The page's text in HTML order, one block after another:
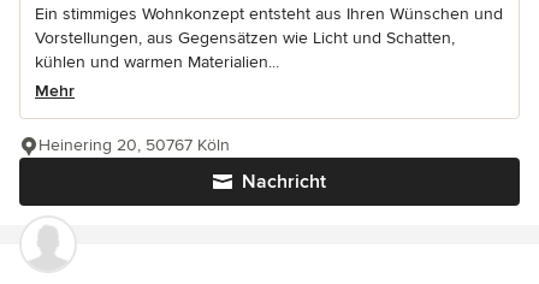
Ein stimmiges Wohnkonzept entsteht aus Ihren Wünschen und
Vorstellungen, aus Gegensätzen wie Licht und Schatten,
kühlen und warmen Materialien...
Mehr
Nachricht
Heinering 20, 50767 Köln